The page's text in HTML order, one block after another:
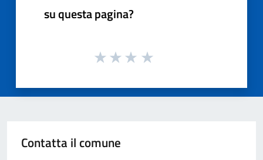
su questa pagina?
Contatta il comune